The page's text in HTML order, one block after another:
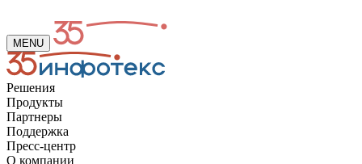
MENU
Решения
Продукты
Партнеры
Поддержка
Пресс-центр
О компании